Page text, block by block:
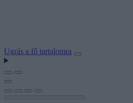
Ugrás a fő tartalomra